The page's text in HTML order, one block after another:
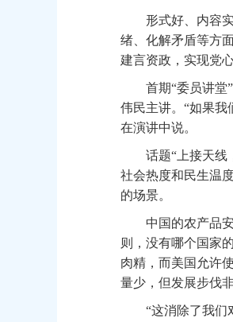
形式好、内容实
绪、化解矛盾等方
建言资政，实现党
首期“委员讲堂”
伟民主讲。“如果我
在演讲中说。
话题“上接天线，
社会热度和民生温
的场景。
中国的农产品安
则，没有哪个国家
肉精，而美国允许
量少，但发展步伐
“这消除了我们对